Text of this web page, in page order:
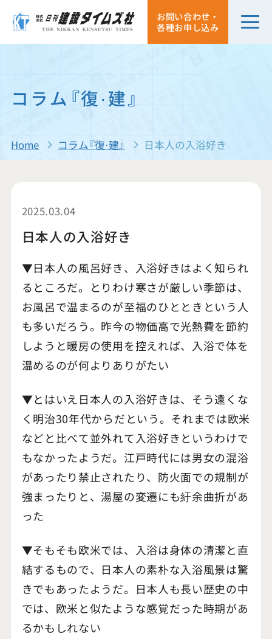
お問い合わせ・
各種お申し込み
コラム『復·建』
Home コラム『復·建』 日本人の入浴好き
2025.03.04
日本人の入浴好き
▼日本人の風呂好き、入浴好きはよく知られ
るところだ。とりわけ寒さが厳しい季節は、
お風呂で温まるのが至福のひとときという人
も多いだろう。昨今の物価高で光熱費を節約
しようと暖房の使用を控えれば、入浴で体を
温めるのが何よりありがたい
▼とはいえ日本人の入浴好きは、そう遠くな
く明治30年代からだという。それまでは欧米
などと比べて並外れて入浴好きというわけで
もなかったようだ。江戸時代には男女の混浴
があったり禁止されたり、防火面での規制が
強まったりと、湯屋の変遷にも紆余曲折があ
った
▼そもそも欧米では、入浴は身体の清潔と直
結するもので、日本人の素朴な入浴風景は驚
きでもあったようだ。日本人も長い歴史の中
では、欧米と似たような感覚だった時期があ
るかもしれない